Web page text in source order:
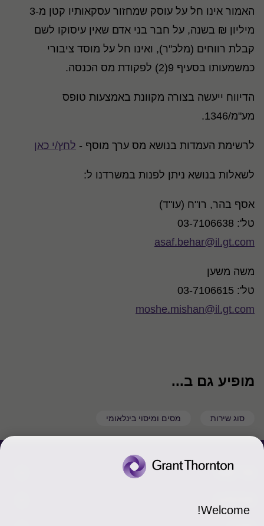
האמור אינו חל על עוסק שמחזור עסקאותיו קטן מ-3
מיליון ₪ בשנה, על חבר בני אדם שאין עיסוקו לשם
קבלת רווחים (מלכ"ר), ואינו חל על מוסד ציבורי
כמשמעותו בסעיף 9(2) לפקודת מס הכנסה.
הדיווח ייעשה בצורה מקוונת באמצעות טופס
מע"מ/1346.
לרשימת העמדות בנושא מס ערך מוסף - לחץ/י כאן
לשאלות בנושא ניתן לפנות במשרדנו ל:
אסף בהר, רו"ח (עו"ד)
טל': 03-7106638
asaf.behar@il.gt.com
משה משען
טל': 03-7106615
moshe.mishan@il.gt.com
מופיע גם ב...
סוג שירות מסים ומיסוי בינלאומי
צור קשר
Welcome!